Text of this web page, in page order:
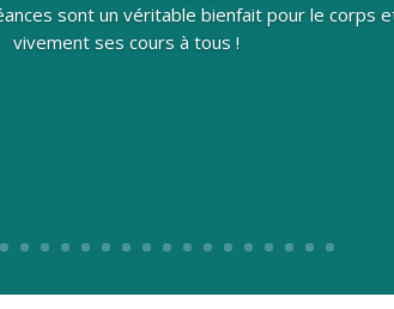
sont un véritable bienfait pour le corps
vivement ses cours à tous !